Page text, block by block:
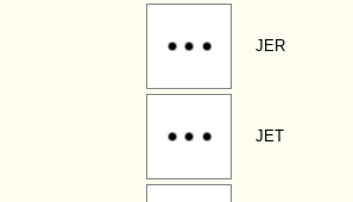
JER
JET